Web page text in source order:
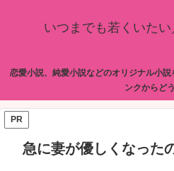
いつまでも若くいた
恋愛小説、純愛小説などのオリジナル小
ンクからど
PR
急に妻が優しくなった